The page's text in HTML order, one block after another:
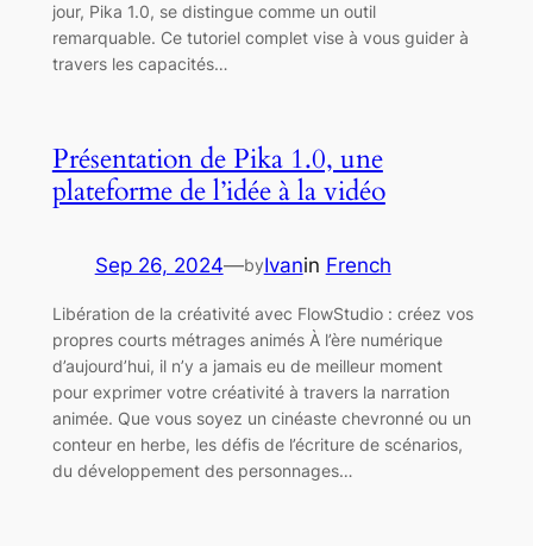
jour, Pika 1.0, se distingue comme un outil
remarquable. Ce tutoriel complet vise à vous guider à
travers les capacités…
Présentation de Pika 1.0, une
plateforme de l’idée à la vidéo
Sep 26, 2024—byIvanin French
Libération de la créativité avec FlowStudio : créez vos
propres courts métrages animés À l’ère numérique
d’aujourd’hui, il n’y a jamais eu de meilleur moment
pour exprimer votre créativité à travers la narration
animée. Que vous soyez un cinéaste chevronné ou un
conteur en herbe, les défis de l’écriture de scénarios,
du développement des personnages…